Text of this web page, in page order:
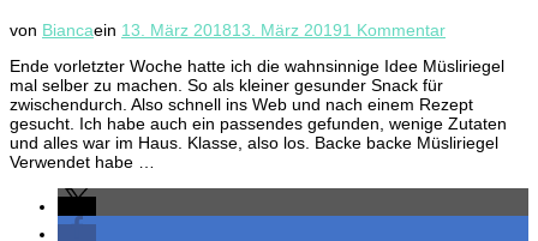
von Biancaein 13. März 201813. März 20191 Kommentarzu
selber
–
Ein
Versuch!
Ende vorletzter Woche hatte ich die wahnsinnige Idee Müsliriegel
mal selber zu machen. So als kleiner gesunder Snack für
zwischendurch. Also schnell ins Web und nach einem Rezept
gesucht. Ich habe auch ein passendes gefunden, wenige Zutaten
und alles war im Haus. Klasse, also los. Backe backe Müsliriegel
Verwendet habe …